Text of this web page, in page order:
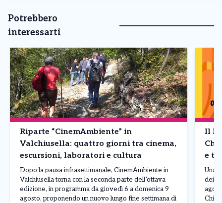
Potrebbero
interessarti
Riparte “CinemAmbiente” in
Valchiusella: quattro giorni tra cinema,
escursioni, laboratori e cultura
Dopo la pausa infrasettimanale, CinemAmbiente in
Valchiusella torna con la seconda parte dell’ottava
edizione, in programma da giovedì 6 a domenica 9
agosto, proponendo un nuovo lungo fine settimana di
Il
e
Una
dei